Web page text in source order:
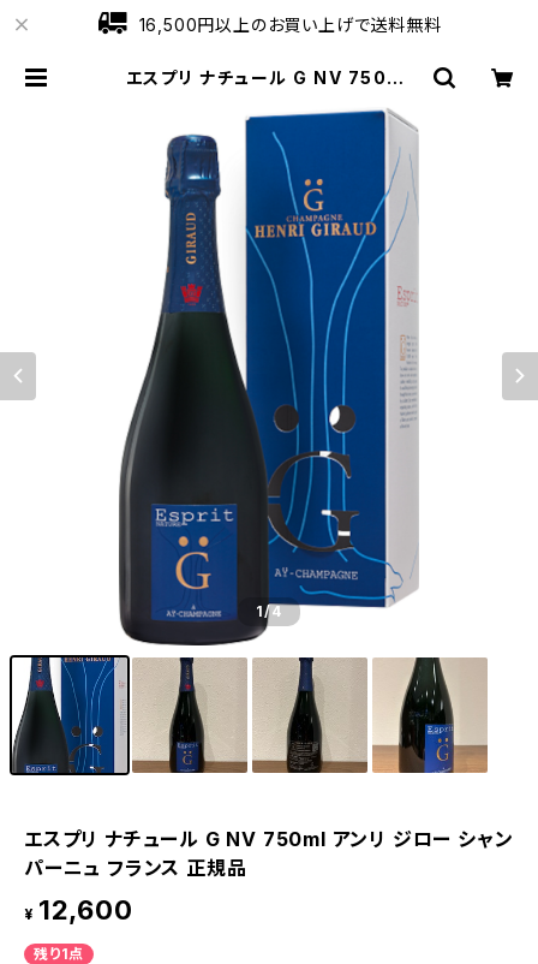
16,500円以上のお買い上げで送料無料
エスプリ ナチュール G NV 750ml
ス 正規品 | ワインショップローブ
1/4
エスプリ ナチュール G NV 750ml アンリ ジロー シャン
パーニュ フランス 正規品
¥ 12,600
残り1点